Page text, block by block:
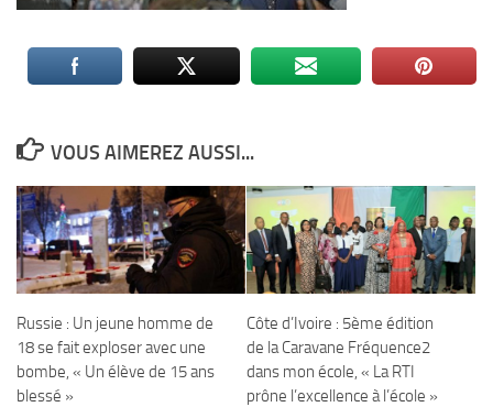
VOUS AIMEREZ AUSSI...
Russie : Un jeune homme de
18 se fait exploser avec une
bombe, « Un élève de 15 ans
blessé »
Côte d’Ivoire : 5ème édition
de la Caravane Fréquence2
dans mon école, « La RTI
prône l’excellence à l’école »